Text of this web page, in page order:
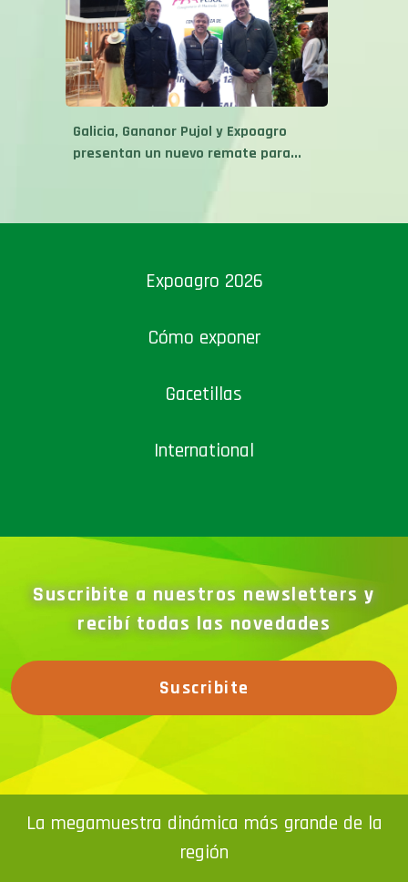
Galicia, Gananor Pujol y Expoagro
presentan un nuevo remate para...
Suscribite a nuestros newsletters y
recibí todas las novedades
Suscribite
La megamuestra dinámica más grande de la
región